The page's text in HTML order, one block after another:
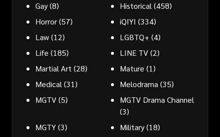
Gay(8) Historical (458)
Horror(57) iQIYI (334)
Law(12) LGBTQ+ (4)
Life (185) LINE TV(2)
Martial Art (28) Mature (1)
Medical (31) Melodrama (35)
MGTV(5)
MGTV Drama Channel
(3)
MGTY(3) Military(18)